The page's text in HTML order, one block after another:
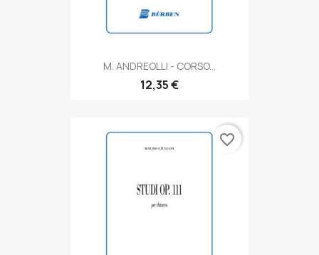
M. ANDREOLLI - CORSO...
12,35 €
favorite_border